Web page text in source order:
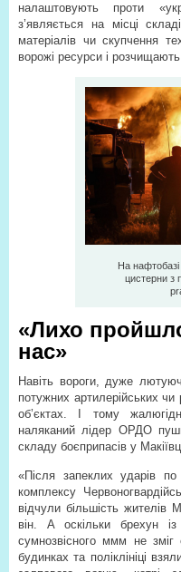
налаштовують проти
з’являється на місці
матеріалів чи скупчення
ворожі ресурси і
На нафтобазі
цистерни з
«Лихо
нас»
Навіть вороги, дуже
потужних артилерійських чи
об’єктах. І тому
наляканий лідер ОРДО
складу боєприпасів у
«Після запеклих ударів
комплексу
відчули більшість жителів
він. А оскільки брехун
сумнозвісного ммм не зміг
будинках та поліклініці